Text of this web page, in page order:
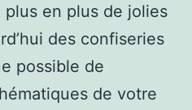
en plus de jolies
des confiseries
possible de
de votre